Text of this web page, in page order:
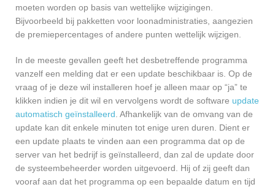
moeten worden op basis van wettelijke wijzigingen.
Bijvoorbeeld bij pakketten voor loonadministraties, aangezien
de premiepercentages of andere punten wettelijk wijzigen.
In de meeste gevallen geeft het desbetreffende programma
vanzelf een melding dat er een update beschikbaar is. Op de
vraag of je deze wil installeren hoef je alleen maar op “ja” te
klikken indien je dit wil en vervolgens wordt de software update
automatisch geïnstalleerd . Afhankelijk van de omvang van de
update kan dit enkele minuten tot enige uren duren. Dient er
een update plaats te vinden aan een programma dat op de
server van het bedrijf is geïnstalleerd, dan zal de update door
de systeembeheerder worden uitgevoerd. Hij of zij geeft dan
vooraf aan dat het programma op een bepaalde datum en tijd